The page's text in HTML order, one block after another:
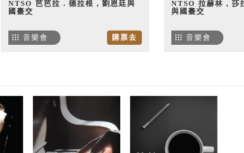
NTSO 芭芭拉．德拉根，劉恩廷與
國臺交
購票去
音樂會
NTSO 拉赫林，莎
與國臺交
音樂會